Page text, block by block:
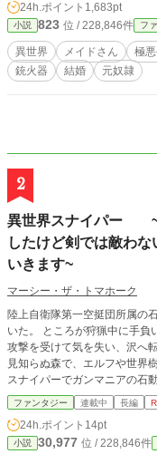
う出会いに
24h.ポイント 1,683pt
小説 823 位 / 228,846件 フ
異世界 メイドさん 極
銃火器
結婚 元奴隷
2
異世界スナイパー ~
したけど剣では敵わ
いきます~
マーシー・ザ・トマホーク
陸上自衛隊第一空挺団所属の
いた。 ところが狩猟中に手負
攻撃を受けて気を失い、沢へ
見知らぬ森で、エルフや世界
スナイパーでガンマニアの石
クを受ける。 世界樹の化身か
自分の欲望の赴くままに「鉄
とは言え、銃を使うことはプ
人」のスキルや周りの人たち
ファンタジー 連載中 長編
24h.ポイント 14pt
小説 30,977 位 / 228,846件